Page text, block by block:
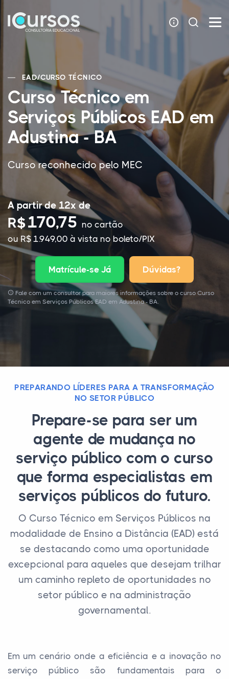
EAD/CURSO TÉCNICO
Curso Técnico em
Serviços Públicos EAD em
Adustina - BA
Curso reconhecido pelo MEC
A partir de 12x de
R$170,75no cartão
ou R$ 1.949,00 à vista no boleto/PIX
Matrícule-se Já Dúvidas?
Fale com um consultor para maiores informações sobre o curso Curso
Técnico em Serviços Públicos EAD em Adustina - BA.
PREPARANDO LÍDERES PARA A TRANSFORMAÇÃO
NO SETOR PÚBLICO
Prepare-se para ser um
agente de mudança no
serviço público com o curso
que forma especialistas em
serviços públicos do futuro.
O Curso Técnico em Serviços Públicos na
modalidade de Ensino a Distância (EAD) está
se destacando como uma oportunidade
excepcional para aqueles que desejam trilhar
um caminho repleto de oportunidades no
setor público e na administração
governamental.
Em um cenário onde a eficiência e a inovação no
serviço público são fundamentais para o